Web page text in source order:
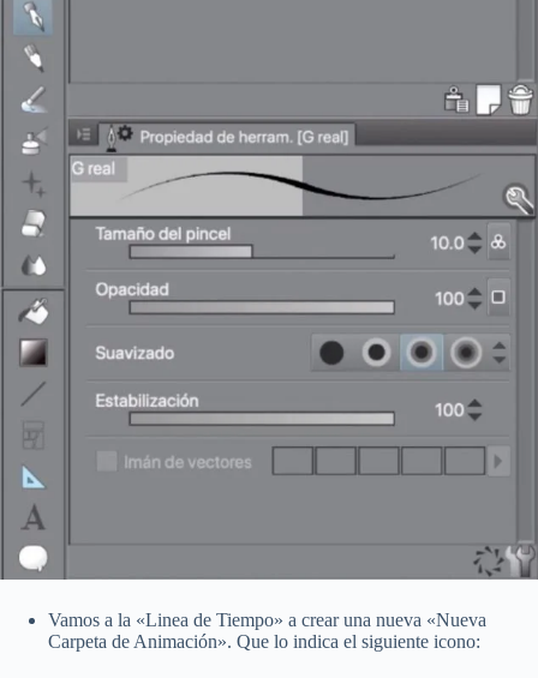
Vamos a la «Linea de Tiempo» a crear una nueva «Nueva
Carpeta de Animación». Que lo indica el siguiente icono: